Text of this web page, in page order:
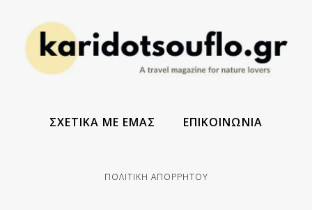
ΣΧΕΤΙΚΑ ΜΕ ΕΜΑΣ ΕΠΙΚΟΙΝΩΝΙΑ
ΠΟΛΙΤΙΚΗ ΑΠΟΡΡΗΤΟΥ